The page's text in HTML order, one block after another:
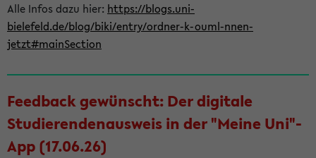
Alle Infos dazu hier: https://blogs.uni-
bielefeld.de/blog/biki/entry/ordner-k-ouml-nnen-
jetzt#mainSection
Feedback gewünscht: Der digitale
Studierendenausweis in der "Meine Uni"-
App (17.06.26)